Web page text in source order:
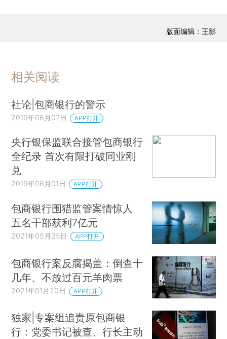
版面编辑：王影
相关阅读
社论|包商银行的警示
2019年06月07日 APP打开
央行银保监联合接管包商银行
全纪录 首次有限打破同业刚
兑
2019年06月01日 APP打开
包商银行围猎监管案情惊人
五名干部获利7亿元
2021年05月25日 APP打开
包商银行案反腐揭盖：倒查十
几年、不放过百元羊肉票
2021年01月20日 APP打开
独家|专案组追责原包商银
行：党委书记被查、行长主动